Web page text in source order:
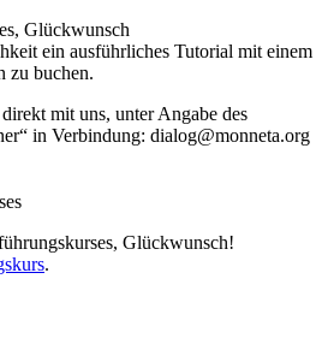
Glückwunsch
ein ausführliches Tutorial mit einem
zu buchen.
mit uns, unter Angabe des
in Verbindung: dialog@monneta.org
Glückwunsch!
.